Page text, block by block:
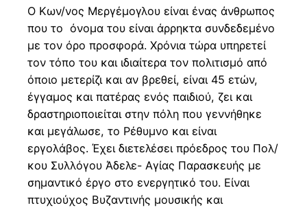
Ο Κων/νος Μεργέμογλου είναι ένας άνθρωπος
που το όνομα του είναι άρρηκτα συνδεδεμένο
με τον όρο προσφορά. Χρόνια τώρα υπηρετεί
τον τόπο του και ιδιαίτερα τον πολιτισμό από
όποιο μετερίζι και αν βρεθεί, είναι 45 ετών,
έγγαμος και πατέρας ενός παιδιού, ζει και
δραστηριοποιείται στην πόλη που γεννήθηκε
και μεγάλωσε, το Ρέθυμνο και είναι
εργολάβος. Έχει διετελέσει πρόεδρος του Πολ/
κου Συλλόγου Άδελε- Αγίας Παρασκευής με
σημαντικό έργο στο ενεργητικό του. Είναι
πτυχιούχος Βυζαντινής μουσικής και